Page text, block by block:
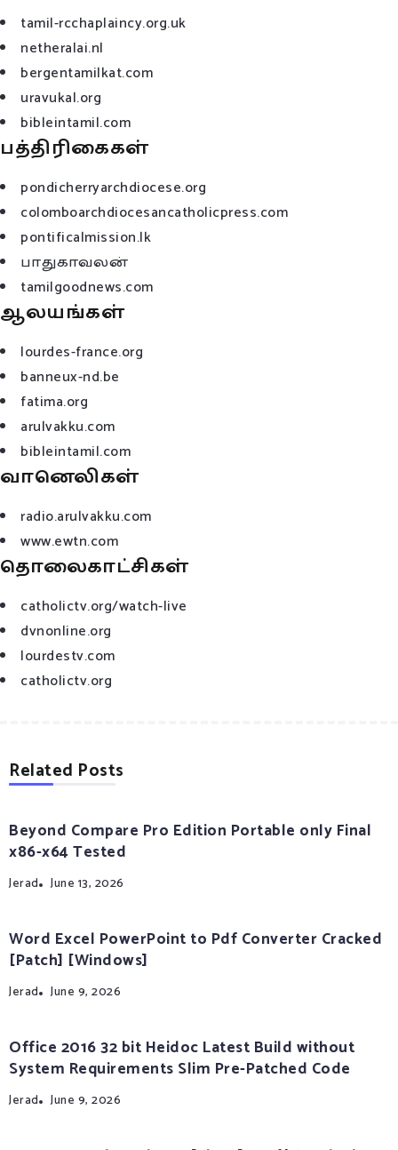
tamil-rcchaplaincy.org.uk
netheralai.nl
bergentamilkat.com
uravukal.org
bibleintamil.com
பத்திரிகைகள்
pondicherryarchdiocese.org
colomboarchdiocesancatholicpress.com
pontificalmission.lk
பாதுகாவலன்
tamilgoodnews.com
ஆலயங்கள்
lourdes-france.org
banneux-nd.be
fatima.org
arulvakku.com
bibleintamil.com
வானெலிகள்
radio.arulvakku.com
www.ewtn.com
தொலைகாட்சிகள்
catholictv.org/watch-live
dvnonline.org
lourdestv.com
catholictv.org
Related Posts
Beyond Compare Pro Edition Portable only Final
x86-x64 Tested
Jerad June 13, 2026
Word Excel PowerPoint to Pdf Converter Cracked
[Patch] [Windows]
Jerad June 9, 2026
Office 2016 32 bit Heidoc Latest Build without
System Requirements Slim Pre-Patched Code
Jerad June 9, 2026